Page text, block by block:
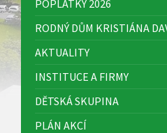
POPLATKY 2026
RODNÝ DŮM KRISTIÁNA
AKTUALITY
INSTITUCE A FIRMY
DĚTSKÁ SKUPINA
PLÁN AKCÍ